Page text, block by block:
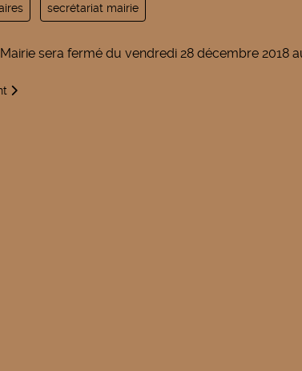
secrétariat mairie
sera fermé du vendredi 28 décembre 2018
d'avancement de l'infrastructure pour un internet très
suivant : Nouvel an - Arrêté préfectoral pour le